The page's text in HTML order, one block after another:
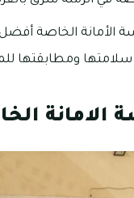
الأمانة الخاصة أفضل
سلامتها ومطابقتها
الامانة